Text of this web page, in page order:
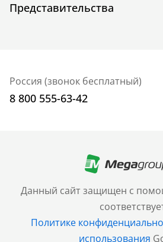
Данный сайт защищен с
Политике
использования
Представительства
Россия (звонок бесплатный)
8 800 555-63-42
+7 (499) 705-30-10
Санкт-Петербург
+7 (812) 600-77-33
Барнаул